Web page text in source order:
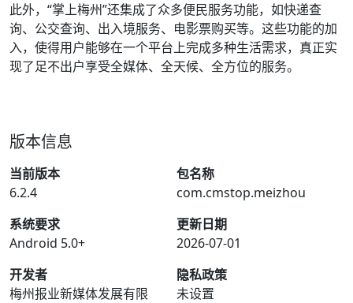
此外，“掌上梅州”还集成了众多便民服务功能，如快递查
询、公交查询、出入境服务、电影票购买等。这些功能的加
入，使得用户能够在一个平台上完成多种生活需求，真正实
现了足不出户享受全媒体、全天候、全方位的服务。
版本信息
当前版本
6.2.4
包名称
com.cmstop.meizhou
系统要求
Android 5.0+
更新日期
2026-07-01
开发者
梅州报业新媒体发展有限
隐私政策
未设置